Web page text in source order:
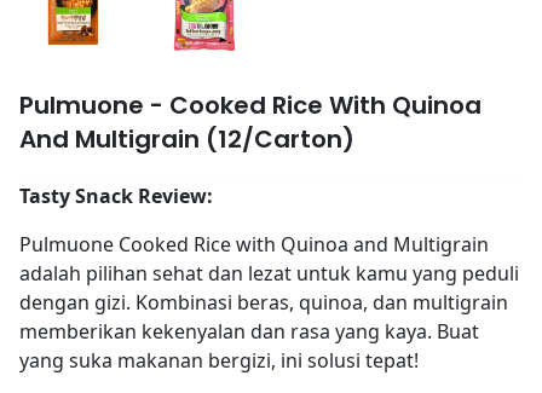
Pulmuone - Cooked Rice With Quinoa
And Multigrain (12/Carton)
Tasty Snack Review:
Pulmuone Cooked Rice with Quinoa and Multigrain
adalah pilihan sehat dan lezat untuk kamu yang peduli
dengan gizi. Kombinasi beras, quinoa, dan multigrain
memberikan kekenyalan dan rasa yang kaya. Buat
yang suka makanan bergizi, ini solusi tepat!